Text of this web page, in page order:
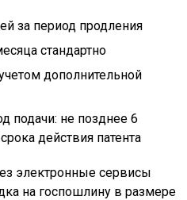
за период продления
стандартно
дополнительной
подачи: не позднее 6
действия патента
электронные сервисы
на госпошлину в размере